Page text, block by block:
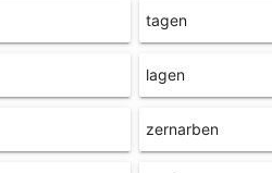
tagen
lagen
zernarben